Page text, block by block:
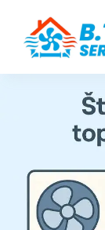
садржај